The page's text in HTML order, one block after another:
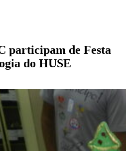
participam de Festa
do HUSE